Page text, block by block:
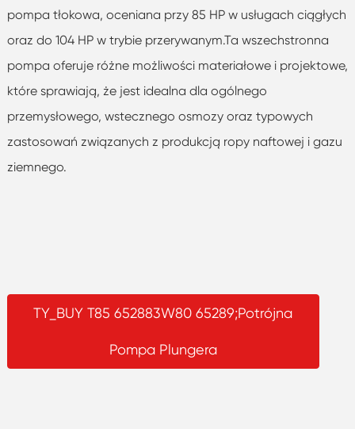
pompa tłokowa, oceniana przy 85 HP w usługach ciągłych
oraz do 104 HP w trybie przerywanym.Ta wszechstronna
pompa oferuje różne możliwości materiałowe i projektowe,
które sprawiają, że jest idealna dla ogólnego
przemysłowego, wstecznego osmozy oraz typowych
zastosowań związanych z produkcją ropy naftowej i gazu
ziemnego.
TY_BUY T85 652883W80 65289;Potrójna
Pompa Plungera